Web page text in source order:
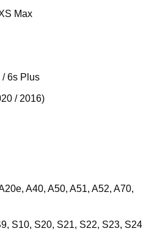
Max
/ 6s Plus
/ 2016)
A40, A50, A51, A52, A70,
S10, S20, S21, S22, S23, S24